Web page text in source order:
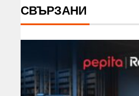
СВЪРЗАНИ